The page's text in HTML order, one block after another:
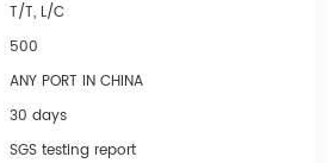
T/T, L/C
500
ANY PORT IN CHINA
30 days
SGS testing report